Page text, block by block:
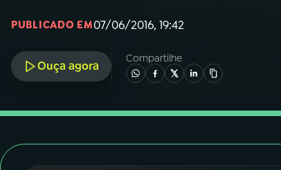
05PODCASTS
PUBLICADO EM07/06/2016, 19:42
Ouça agora
Compartilhe